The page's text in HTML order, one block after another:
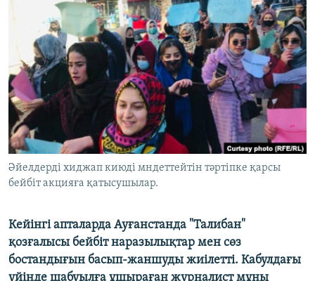
Русский
ЖАЗЫЛЫҢЫЗ
Басқа тілдерде
Әйелдерді хиджап киюді мндеттейтін тәртіпке қарсы
бейбіт акцияға қатысушылар.
Кейінгі апталарда Ауғанстанда "Талибан"
қозғалысы бейбіт наразылықтар мен сөз
бостандығын басып-жаншуды жиілетті. Кабулдағы
үйінде шабуылға ұшыраған журналист мұны